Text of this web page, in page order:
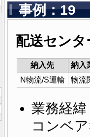
事例：19
配送セン
納入先
納入
N物流/S運輸
物流
業務経緯
コンベ